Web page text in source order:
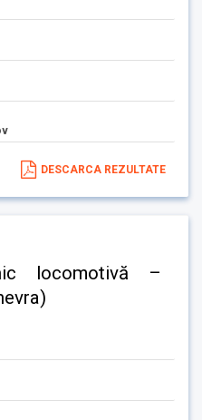
DESCARCA REZULTATE
locomotivă –